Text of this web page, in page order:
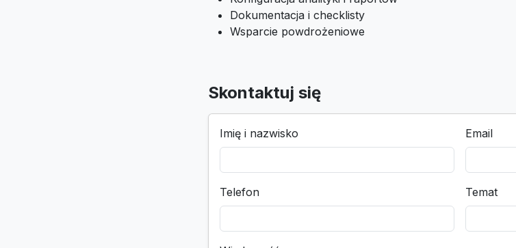
Dokumentacja i checklisty
Wsparcie powdrożeniowe
Skontaktuj się
Imię i nazwisko Email
Telefon Temat